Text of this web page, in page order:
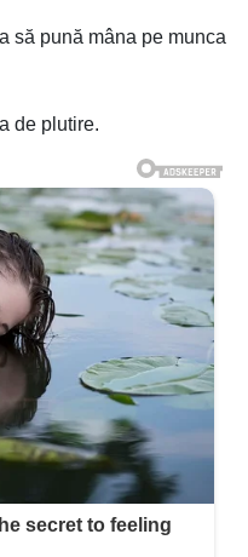
să pună mâna pe munca
de plutire.